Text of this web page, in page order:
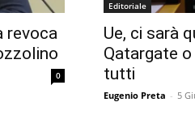
revoca
0
Editoriale
Ue, ci sarà
Qatargate
tutti
Eugenio Preta - 5